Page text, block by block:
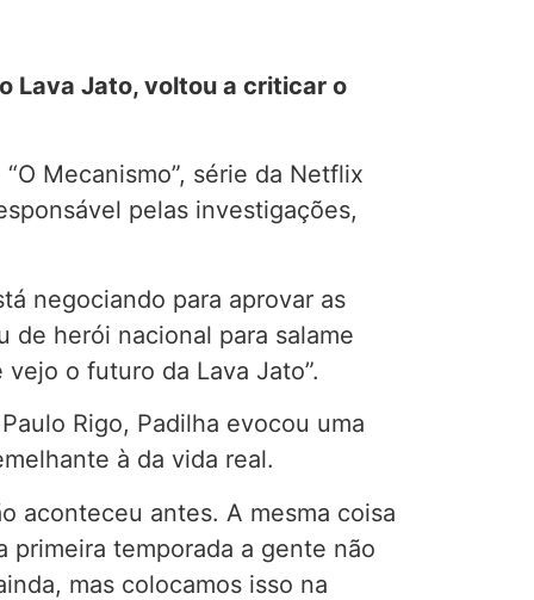
Lava Jato, voltou a criticar o
Mecanismo”, série da Netflix
pelas investigações,
negociando para aprovar as
de herói nacional para salame
o futuro da Lava Jato”.
Rigo, Padilha evocou uma
à da vida real.
aconteceu antes. A mesma coisa
primeira temporada a gente não
mas colocamos isso na